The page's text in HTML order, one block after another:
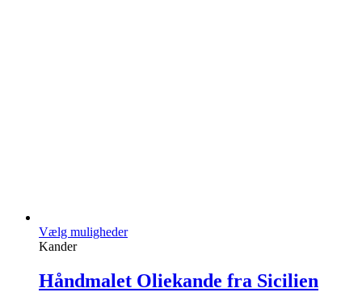
Vælg muligheder
Kander
Håndmalet Oliekande fra Sicilien